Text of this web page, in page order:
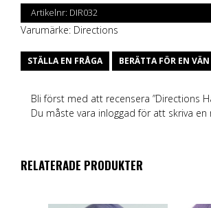
Artikelnr: DIR032
Varumärke: Directions
STÄLLA EN FRÅGA BERÄTTA FÖR EN VÄN
Bli först med att recensera ”Directions
Du måste vara inloggad för att skriva en
RELATERADE PRODUKTER